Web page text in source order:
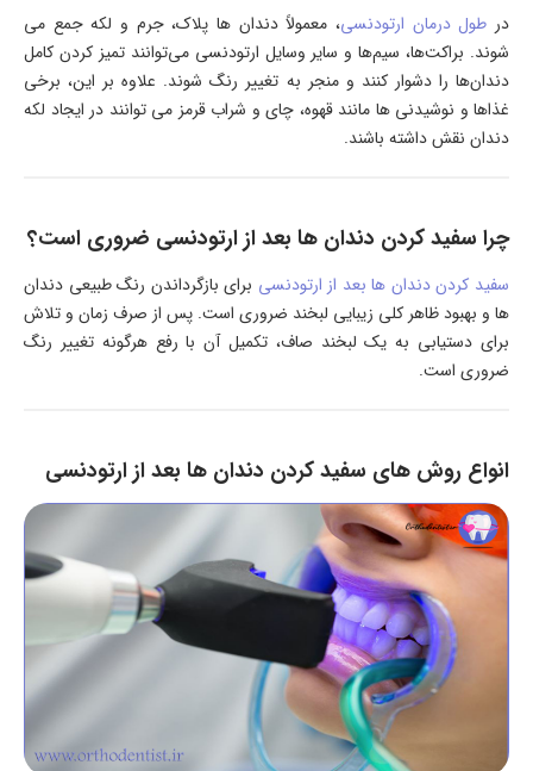
در طول درمان ارتودنسی، معمولاً دندان ها پلاک، جرم و لکه جمع می
شوند. براکت‌ها، سیم‌ها و سایر وسایل ارتودنسی می‌توانند تمیز کردن کامل
دندان‌ها را دشوار کنند و منجر به تغییر رنگ شوند. علاوه بر این، برخی
غذاها و نوشیدنی ها مانند قهوه، چای و شراب قرمز می توانند در ایجاد لکه
دندان نقش داشته باشند.
چرا سفید کردن دندان ها بعد از ارتودنسی ضروری است؟
سفید کردن دندان ها بعد از ارتودنسی برای بازگرداندن رنگ طبیعی دندان
ها و بهبود ظاهر کلی زیبایی لبخند ضروری است. پس از صرف زمان و تلاش
برای دستیابی به یک لبخند صاف، تکمیل آن با رفع هرگونه تغییر رنگ
ضروری است.
انواع روش های سفید کردن دندان ها بعد از ارتودنسی